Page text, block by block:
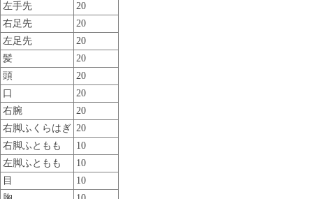
左手先
20
右足先
20
左足先
20
髪
20
頭
20
口
20
右腕
20
右脚ふくらはぎ 20
右脚ふともも
10
左脚ふともも
10
目
10